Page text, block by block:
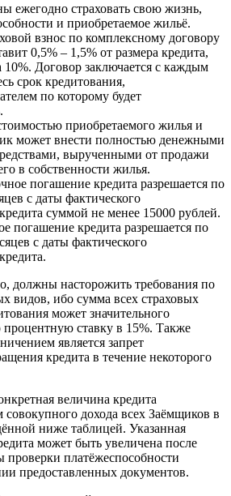
ежегодно страховать свою жизнь,
и приобретаемое жильё.
взнос по комплексному договору
0,5% – 1,5% от размера кредита,
10%. Договор заключается с каждым
срок кредитования,
по которому будет
приобретаемого жилья и
может внести полностью денежными
вырученными от продажи
в собственности жилья.
погашение кредита разрешается по
с даты фактического
суммой не менее 15000 рублей.
погашение кредита разрешается по
с даты фактического
должны насторожить требования по
видов, ибо сумма всех страховых
может значительного
процентную ставку в 15%. Также
является запрет
кредита в течение некоторого
величина кредита
совокупного дохода всех Заёмщиков в
ниже таблицей. Указанная
может быть увеличена после
проверки платёжеспособности
предоставленных документов.